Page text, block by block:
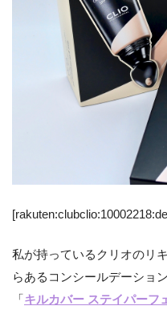
私が持っているクリオのリ
らあるコンシールデーショ
「 キルカバー ステイパーフ